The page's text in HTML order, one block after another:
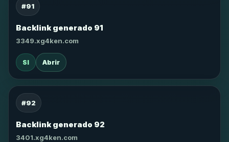
#91
Backlink generado 91
3349.xg4ken.com
SI Abrir
#92
Backlink generado 92
3401.xg4ken.com